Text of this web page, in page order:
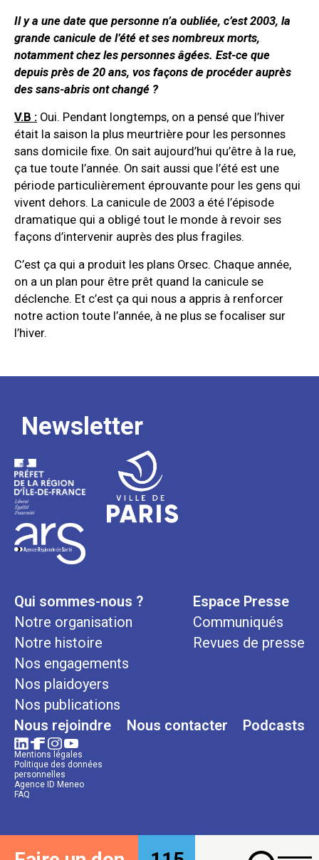
Il y a une date que personne n’a oubliée, c’est 2003, la
grande canicule de l’été et ses nombreux morts,
notamment chez les personnes âgées. Est-ce que
depuis près de 20 ans, vos façons de procéder auprès
des sans-abris ont changé ?
V.B : Oui. Pendant longtemps, on a pensé que l’hiver
était la saison la plus meurtrière pour les personnes
sans domicile fixe. On sait aujourd’hui qu’être à la rue,
ça tue toute l’année. On sait aussi que l’été est une
période particulièrement éprouvante pour les gens qui
vivent dehors. La canicule de 2003 a été l’épisode
dramatique qui a obligé tout le monde à revoir ses
façons d’intervenir auprès des plus fragiles.
C’est ça qui a produit les plans Orsec. Chaque année,
on a un plan pour être prêt quand la canicule se
déclenche. Et c’est ça qui nous a appris à renforcer
notre action toute l’année, à ne plus se focaliser sur
l’hiver.
Newsletter
Qui sommes-nous ?
Notre organisation
Notre histoire
Nos engagements
Nos plaidoyers
Nos publications
Espace Presse
Communiqués
Revues de presse
Nous rejoindre Nous contacter Podcasts
Mentions légales
Politique des données
personnelles
Agence ID Meneo
FAQ